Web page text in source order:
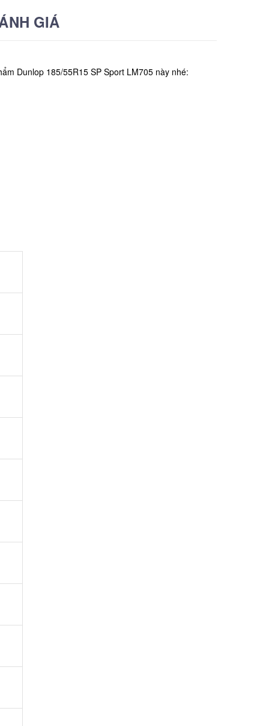
GIÁ
Dunlop 185/55R15 SP Sport LM705 này nhé: